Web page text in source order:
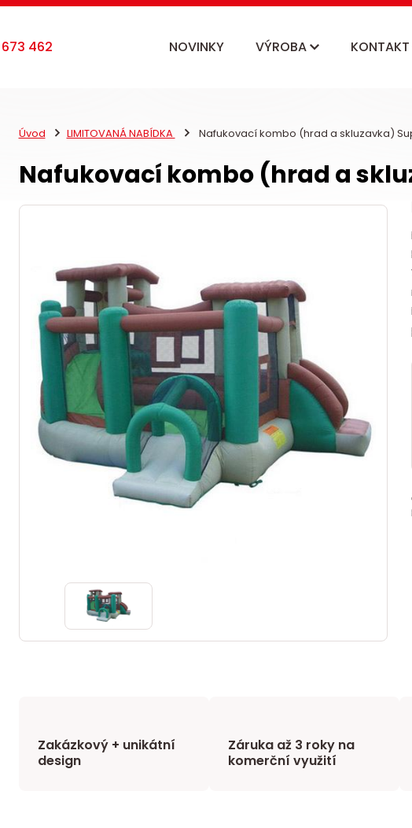
NOVINKY VÝROBA KONTAKT
Úvod LIMITOVANÁ NABÍDKA Nafukovací kombo (hrad a skluzavka)
Nafukovací kombo (hrad a
Zakázkový + unikátní
design
Záruka až 3 roky na
komerční využití